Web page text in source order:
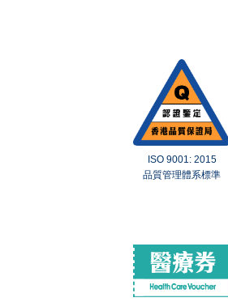
ISO 9001: 2015
品質管理體系標準